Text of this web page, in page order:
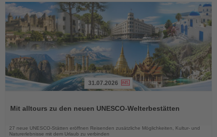
die
31.07.2026
Mit alltours zu den neuen UNESCO-Welterbestätten
27 neue UNESCO-Stätten eröffnen Reisenden zusätzliche Möglichkeiten, Kultur- und
Naturerlebnisse mit dem Urlaub zu verbinden